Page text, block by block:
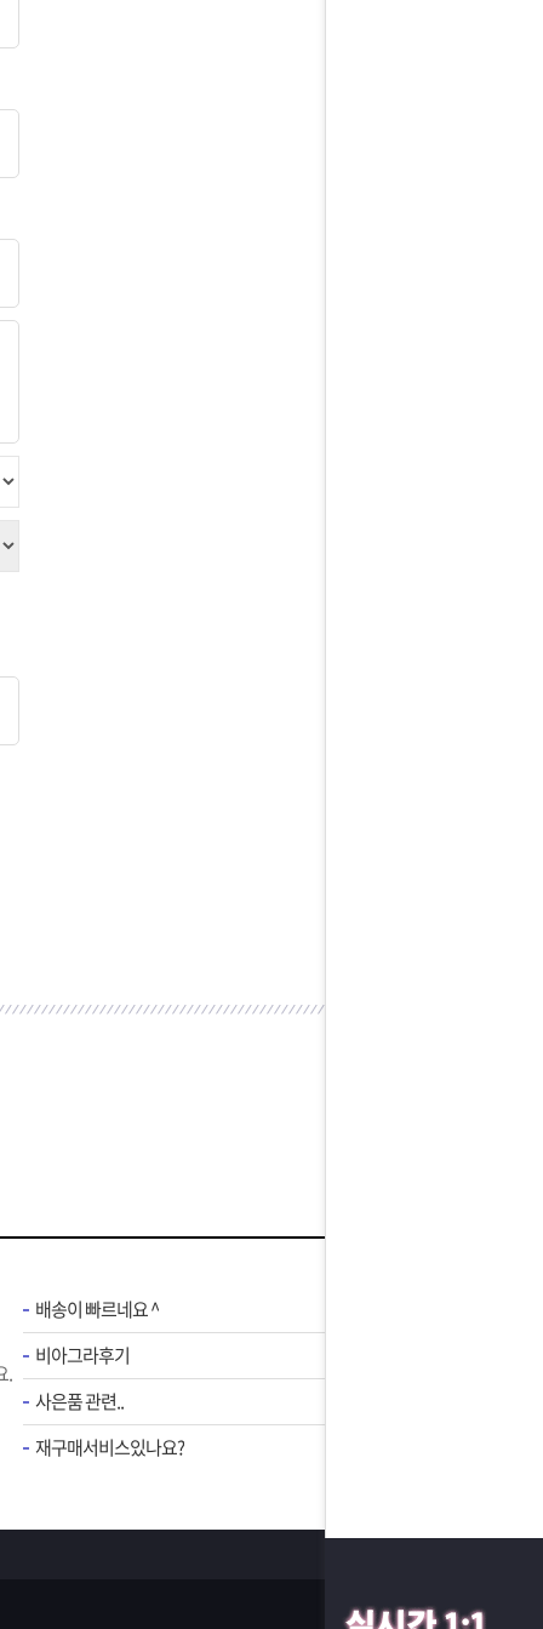
.
배송이 빠르네요 ^
비아그라후기
사은품 관련..
재구매서비스있나요?